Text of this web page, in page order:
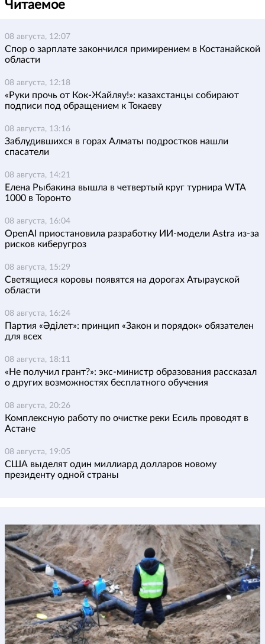
Читаемое
08 августа, 12:07
Спор о зарплате закончился примирением в Костанайской
области
08 августа, 12:18
«Руки прочь от Кок-Жайляу!»: казахстанцы собирают
подписи под обращением к Токаеву
08 августа, 13:16
Заблудившихся в горах Алматы подростков нашли
спасатели
08 августа, 14:21
Елена Рыбакина вышла в четвертый круг турнира WTA
1000 в Торонто
08 августа, 16:04
OpenAI приостановила разработку ИИ-модели Astra из-за
рисков киберугроз
08 августа, 15:29
Светящиеся коровы появятся на дорогах Атырауской
области
08 августа, 16:24
Партия «Әділет»: принцип «Закон и порядок» обязателен
для всех
08 августа, 18:11
«Не получил грант?»: экс-министр образования рассказал
о других возможностях бесплатного обучения
08 августа, 20:26
Комплексную работу по очистке реки Есиль проводят в
Астане
08 августа, 19:05
США выделят один миллиард долларов новому
президенту одной страны